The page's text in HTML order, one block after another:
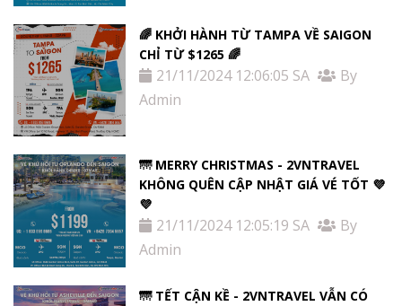
🌈 KHỞI HÀNH TỪ TAMPA VỀ SAIGON
CHỈ TỪ $1265 🌈
21/11/2024 12:06:05 SA
By
Admin
🌁 MERRY CHRISTMAS - 2VNTRAVEL
KHÔNG QUÊN CẬP NHẬT GIÁ VÉ TỐT 💜
💜
21/11/2024 12:05:19 SA
By
Admin
🌁 TẾT CẬN KỀ - 2VNTRAVEL VẪN CÓ